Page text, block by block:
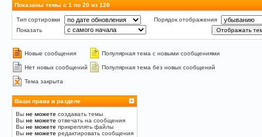
Показаны темы с 1 по 20 из 120
Тип сортировки
Порядок отображения
Показать
Новые сообщения Популярная тема с новыми сообщениями
Нет новых сообщений Популярная тема без новых сообщений
Тема закрыта
Ваши права в разделе
Вы не можете создавать темы
Вы не можете отвечать на сообщения
Вы не можете прикреплять файлы
Вы не можете редактировать сообщения